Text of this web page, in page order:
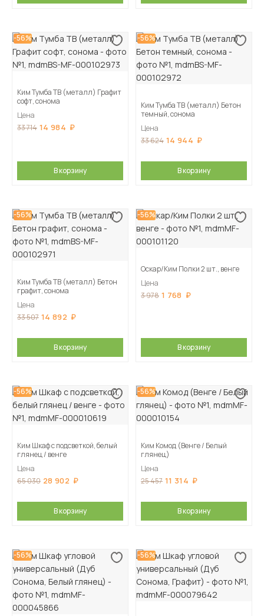
-56%
Ким Тумба ТВ (металл) Графит
софт, сонома
Цена
33 714 14 984
В корзину
-56%
Ким Тумба ТВ (металл) Бетон
темный, сонома
Цена
33 624 14 944
В корзину
-56%
Ким Тумба ТВ (металл) Бетон
графит, сонома
Цена
33 507 14 892
В корзину
-56%
Оскар/Ким Полки 2 шт., венге
Цена
3 978 1 768
В корзину
-56%
Ким Шкаф с подсветкой, белый
глянец / венге
Цена
65 030 28 902
В корзину
-56%
Ким Комод (Венге / Белый
глянец)
Цена
25 457 11 314
В корзину
-56% -56%